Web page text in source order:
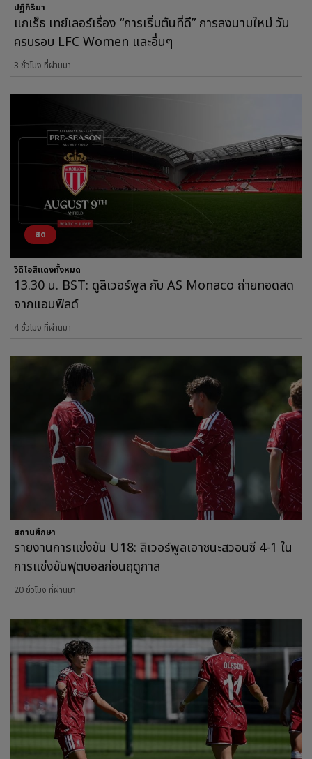
ปฏิกิริยา
แกเร็ธ เทย์เลอร์เรื่อง “การเริ่มต้นที่ดี” การลงนามใหม่ วัน
ครบรอบ LFC Women และอื่นๆ
3 ชั่วโมง ที่ผ่านมา
สด
วิดีโอสีแดงทั้งหมด
13.30 น. BST: ดูลิเวอร์พูล กับ AS Monaco ถ่ายทอดสด
จากแอนฟิลด์
4 ชั่วโมง ที่ผ่านมา
สถานศึกษา
รายงานการแข่งขัน U18: ลิเวอร์พูลเอาชนะสวอนซี 4-1 ใน
การแข่งขันฟุตบอลก่อนฤดูกาล
20 ชั่วโมง ที่ผ่านมา